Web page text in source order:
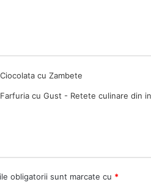
cu Zambete
cu Gust - Retete culinare din
obligatorii sunt marcate cu *